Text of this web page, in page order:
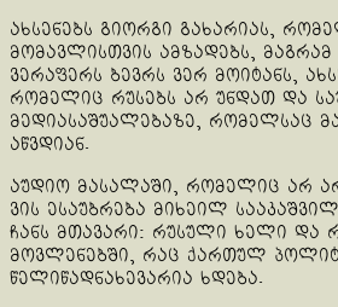
ახსენებს გიორგი გახარიას,
მომავლისთვის ამზადებს, მაგრამ
ვერაფერს ბევრს ვერ მოიტანს,
რომელიც რუსებს არ უნდათ და
მედიასაშუალებაზე, რომელსაც
აწვდიან.
აუდიო მასალაში, რომელიც არ
ვის ესაუბრება მიხეილ
ჩანს მთავარი: რუსული ხელი და
მოვლენებში, რაც ქართულ
წელიწადნახევარია ხდება.